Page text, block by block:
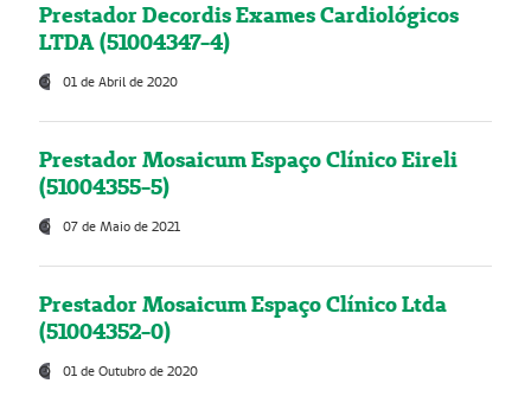
Prestador Decordis Exames Cardiológicos
LTDA (51004347-4)
01 de Abril de 2020
Prestador Mosaicum Espaço Clínico Eireli
(51004355-5)
07 de Maio de 2021
Prestador Mosaicum Espaço Clínico Ltda
(51004352-0)
01 de Outubro de 2020